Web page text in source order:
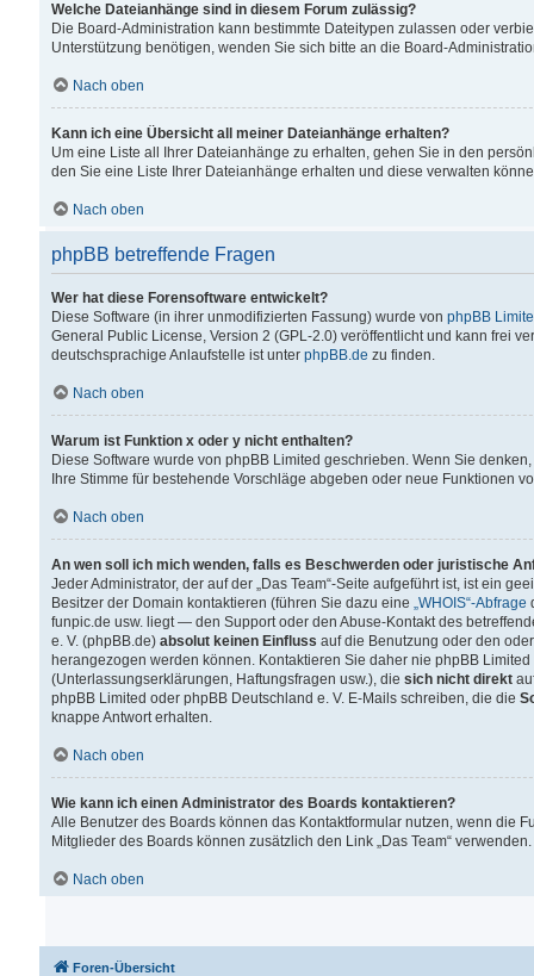
Welche Dateianhänge sind in diesem Forum zulässig?
Die Board-Administration kann bestimmte Dateitypen zulassen oder
Unterstützung benötigen, wenden Sie sich bitte an die Board-
Nach oben
Kann ich eine Übersicht all meiner Dateianhänge erhalten?
Um eine Liste all Ihrer Dateianhänge zu erhalten, gehen Sie in den
den Sie eine Liste Ihrer Dateianhänge erhalten und diese verwalten
Nach oben
phpBB betreffende Fragen
Wer hat diese Forensoftware entwickelt?
Diese Software (in ihrer unmodifizierten Fassung) wurde von phpBB
General Public License, Version 2 (GPL-2.0) veröffentlicht und kann frei
deutschsprachige Anlaufstelle ist unter phpBB.de zu finden.
Nach oben
Warum ist Funktion x oder y nicht enthalten?
Diese Software wurde von phpBB Limited geschrieben. Wenn Sie
Ihre Stimme für bestehende Vorschläge abgeben oder neue Funktionen
Nach oben
An wen soll ich mich wenden, falls es Beschwerden oder juristische
Jeder Administrator, der auf der „Das Team“-Seite aufgeführt ist, ist ein
Besitzer der Domain kontaktieren (führen Sie dazu eine „WHOIS“-Abfrage
funpic.de usw. liegt — den Support oder den Abuse-Kontakt des
e. V. (phpBB.de) absolut keinen Einfluss auf die Benutzung oder den
herangezogen werden können. Kontaktieren Sie daher nie phpBB
(Unterlassungserklärungen, Haftungsfragen usw.), die sich nicht direkt
phpBB Limited oder phpBB Deutschland e. V. E-Mails schreiben, die die
knappe Antwort erhalten.
Nach oben
Wie kann ich einen Administrator des Boards kontaktieren?
Alle Benutzer des Boards können das Kontaktformular nutzen, wenn die
Mitglieder des Boards können zusätzlich den Link „Das Team“ verwenden.
Nach oben
Foren-Übersicht